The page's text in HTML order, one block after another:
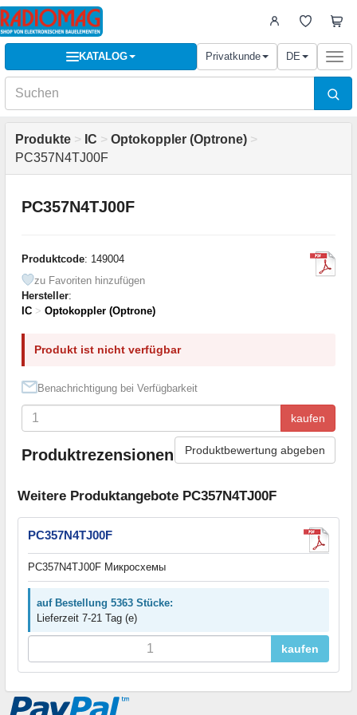
KATALOG Privatkunde DE
Produkte > IC > Optokoppler (Optrone) >
PC357N4TJ00F
PC357N4TJ00F
Produktcode: 149004
zu Favoriten hinzufügen
Hersteller:
IC > Optokoppler (Optrone)
Produkt ist nicht verfügbar
Benachrichtigung bei Verfügbarkeit
kaufen
Produktrezensionen Produktbewertung abgeben
Weitere Produktangebote PC357N4TJ00F
PC357N4TJ00F
PC357N4TJ00F Микросхемы
auf Bestellung 5363 Stücke:
Lieferzeit 7-21 Tag (e)
kaufen